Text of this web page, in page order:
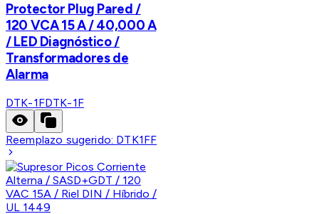
Protector Plug Pared /
120 VCA 15 A / 40,000 A
/ LED Diagnóstico /
Transformadores de
Alarma
DTK-1FDTK-1F
Reemplazo sugerido: DTK1FF